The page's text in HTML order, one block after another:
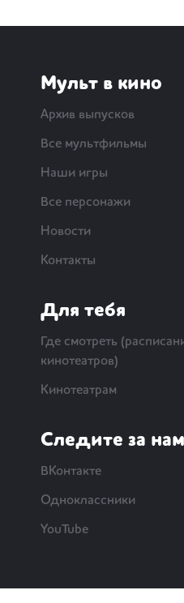
Мульт в кино
Архив выпусков
Все мультфильмы
Наши игры
Все персонажи
Новости
Контакты
Для тебя
Где смотреть
кинотеатров)
Кинотеатрам
Следите за
ВКонтакте
Одноклассники
YouTube